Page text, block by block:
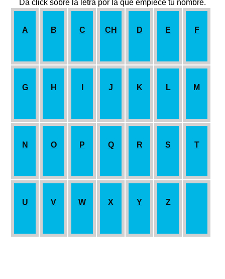
Da click sobre la letra por la que empiece tu nombre.
A B C CH D E F
G H J K L M
N O P Q R S T
U V W X Y Z